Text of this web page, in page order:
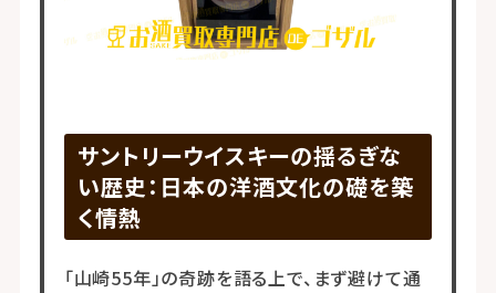
サントリーウイスキーの揺るぎな
い歴史：日本の洋酒文化の礎を築
く情熱
「山崎55年」の奇跡を語る上で、まず避けて通